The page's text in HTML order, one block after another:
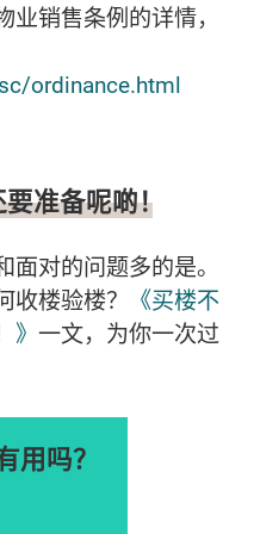
业销售条例的详情，
ordinance.html
准备呢啲！
对的问题多的是。
楼验楼？
《买楼不
一文，为你一次过
用吗？